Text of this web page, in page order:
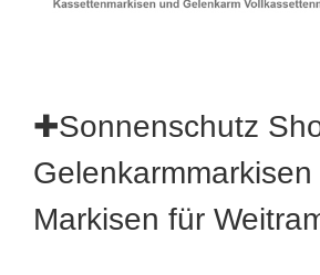
✚Sonnenschutz
Markisen für